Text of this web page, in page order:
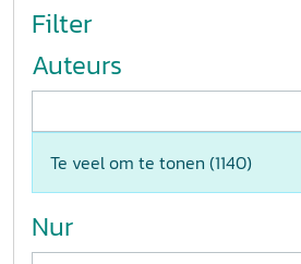
Filter
Auteurs
Te veel om te tonen (1140)
Nur